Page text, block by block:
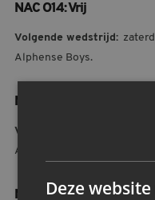
NAC O14: Vrij
Volgende wedstrijd:
Alphense Boys.
Volgende wedstrijd:
AFC Wimbledon.
NAC O12: Vrij
Deze